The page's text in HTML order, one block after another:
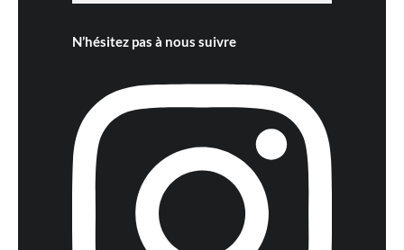
N’hésitez pas à nous suivre